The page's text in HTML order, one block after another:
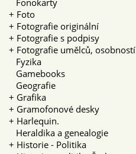
+ Foto
+ Fotografie originální
+ Fotografie s podpisy
+ Fotografie umělců, osobností
Fyzika
Gamebooks
Geografie
+ Grafika
+ Gramofonové desky
+ Harlequin.
Heraldika a genealogie
+ Historie - Politika